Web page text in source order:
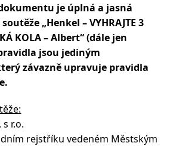
je úplná a jasná
„Henkel – VYHRAJTE 3
KOLA – Albert“ (dále jen
jsou jediným
závazně upravuje pravidla
s r.o.
rejstříku vedeném Městským